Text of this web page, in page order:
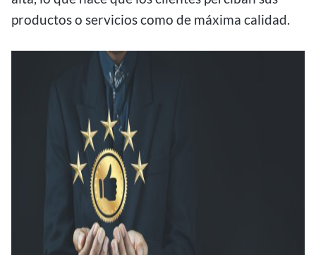
productos o servicios como de máxima calidad.